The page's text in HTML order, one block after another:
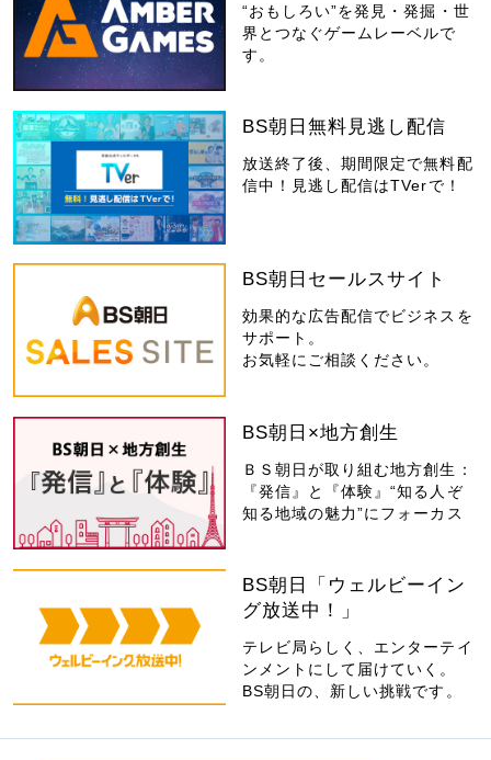
“おもしろい”を発見・発掘・世
界とつなぐゲームレーベルで
す。
BS朝日無料見逃し配信
放送終了後、期間限定で無料配
信中！見逃し配信はTVerで！
BS朝日セールスサイト
効果的な広告配信でビジネスを
サポート。
お気軽にご相談ください。
BS朝日×地方創生
ＢＳ朝日が取り組む地方創生：
『発信』と『体験』“知る人ぞ
知る地域の魅力”にフォーカス
BS朝日「ウェルビーイン
グ放送中！」
テレビ局らしく、エンターテイ
ンメントにして届けていく。
BS朝日の、新しい挑戦です。